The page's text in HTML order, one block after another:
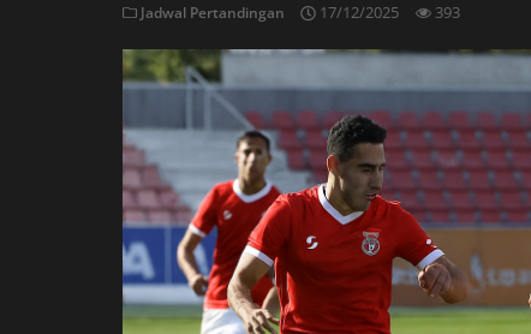
Jadwal Pertandingan 17/12/2025 393